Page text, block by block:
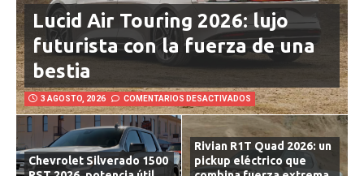
Lucid Air Touring 2026: lujo
futurista con la fuerza de una
bestia
3 AGOSTO, 2026 COMENTARIOS DESACTIVADOS
Chevrolet Silverado 1500
Rivian R1T Quad 2026: un
pickup eléctrico que